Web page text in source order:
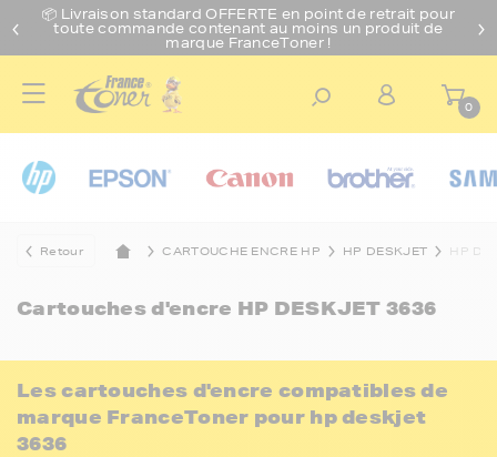
📦 Livraison standard OFFERTE en point de retrait pour
toute commande contenant au moins un produit de
marque FranceToner !
0
Retour CARTOUCHE ENCRE HP HP DESKJET HP
Cartouches d'encre HP DESKJET 3636
Les cartouches d'encre compatibles de
marque FranceToner pour hp deskjet
3636